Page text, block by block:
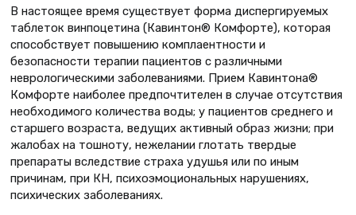
В настоящее время существует форма диспергируемых
таблеток винпоцетина (Кавинтон® Комфорте), которая
способствует повышению комплаентности и
безопасности терапии пациентов с различными
неврологическими заболеваниями. Прием Кавинтона®
Комфорте наиболее предпочтителен в случае отсутствия
необходимого количества воды; у пациентов среднего и
старшего возраста, ведущих активный образ жизни; при
жалобах на тошноту, нежелании глотать твердые
препараты вследствие страха удушья или по иным
причинам, при КН, психоэмоциональных нарушениях,
психических заболеваниях.